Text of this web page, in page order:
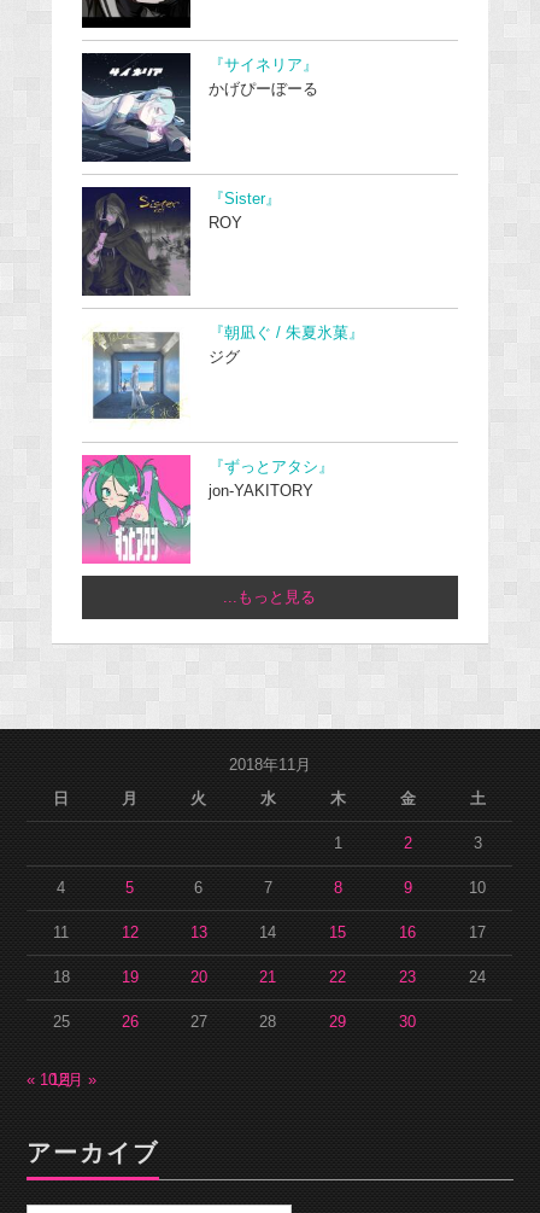
『サイネリア』
かげぴーぼーる
『Sister』
ROY
『朝凪ぐ / 朱夏氷菓』
ジグ
『ずっとアタシ』
jon-YAKITORY
...もっと見る
2018年11月
日
月 火 水 木 金 土
1 2 3
4 5 6 7 8 9 10
11 12 13 14 15 16 17
18 19 20 21 22 23 24
25 26 27 28 29 30
« 10月12月 »
アーカイブ